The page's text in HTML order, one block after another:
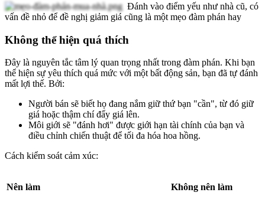
Đánh vào điểm yếu như nhà cũ, có
vấn đề nhỏ để đề nghị giảm giá cũng là một mẹo đàm phán hay
Không thể hiện quá thích
Đây là nguyên tắc tâm lý quan trọng nhất trong đàm phán. Khi bạn
thể hiện sự yêu thích quá mức với một bất động sản, bạn đã tự đánh
mất lợi thế. Bởi:
Người bán sẽ biết họ đang nắm giữ thứ bạn "cần", từ đó giữ
giá hoặc thậm chí đẩy giá lên.
Môi giới sẽ "đánh hơi" được giới hạn tài chính của bạn và
điều chỉnh chiến thuật để tối đa hóa hoa hồng.
Cách kiểm soát cảm xúc:
Nên làm Không nên làm